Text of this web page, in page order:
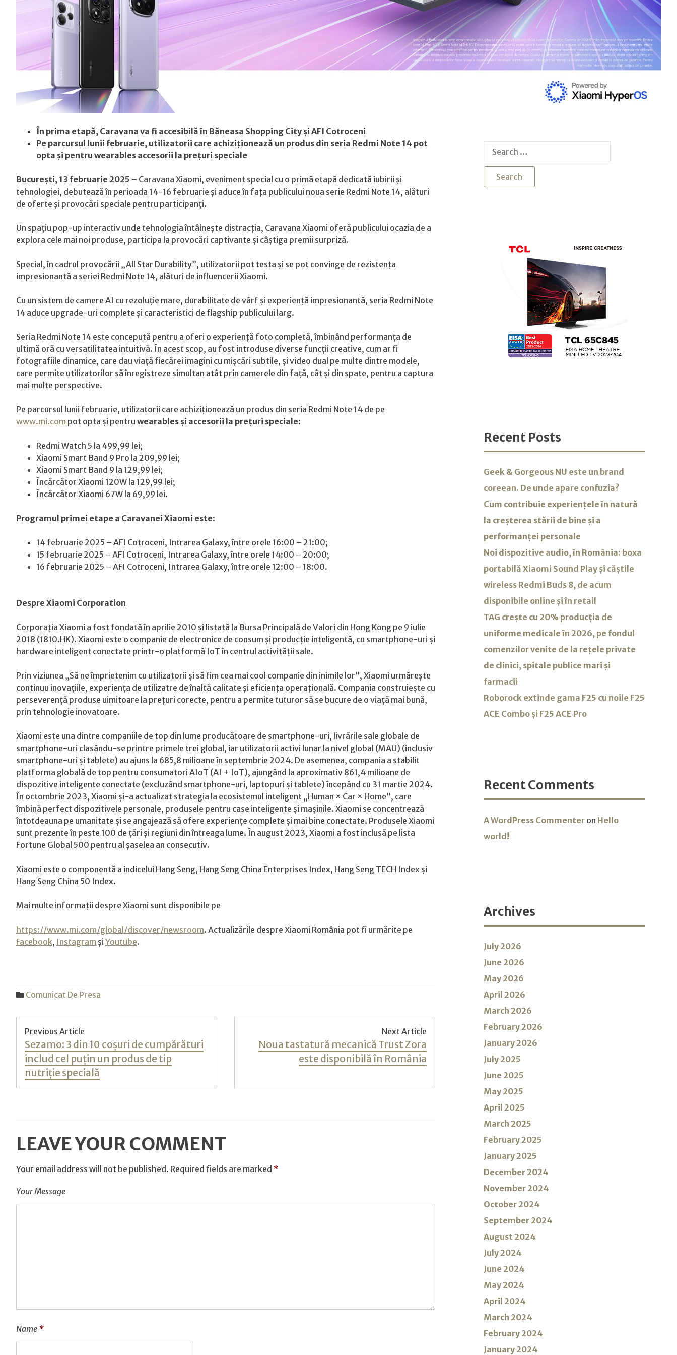
În prima etapă, Caravana va fi accesibilă în Băneasa Shopping City și AFI Cotroceni
Pe parcursul lunii februarie, utilizatorii care achiziționează un produs din seria Redmi Note 14 pot
opta și pentru wearables accesorii la prețuri speciale
București, 13 februarie 2025 – Caravana Xiaomi, eveniment special cu o primă etapă dedicată iubirii și
tehnologiei, debutează în perioada 14-16 februarie și aduce în fața publicului noua serie Redmi Note 14, alături
de oferte și provocări speciale pentru participanți.
Un spațiu pop-up interactiv unde tehnologia întâlnește distracția, Caravana Xiaomi oferă publicului ocazia de a
explora cele mai noi produse, participa la provocări captivante și câștiga premii surpriză.
Special, în cadrul provocării „All Star Durability”, utilizatorii pot testa și se pot convinge de rezistența
impresionantă a seriei Redmi Note 14, alături de influencerii Xiaomi.
Cu un sistem de camere AI cu rezoluție mare, durabilitate de vârf și experiență impresionantă, seria Redmi Note
14 aduce upgrade-uri complete și caracteristici de flagship publicului larg.
Seria Redmi Note 14 este concepută pentru a oferi o experiență foto completă, îmbinând performanța de
ultimă oră cu versatilitatea intuitivă. În acest scop, au fost introduse diverse funcții creative, cum ar fi
fotografiile dinamice, care dau viață fiecărei imagini cu mișcări subtile, și video dual pe multe dintre modele,
care permite utilizatorilor să înregistreze simultan atât prin camerele din față, cât și din spate, pentru a captura
mai multe perspective.
Pe parcursul lunii februarie, utilizatorii care achiziționează un produs din seria Redmi Note 14 de pe
www.mi.com pot opta și pentru wearables și accesorii la prețuri speciale:
Redmi Watch 5 la 499,99 lei;
Xiaomi Smart Band 9 Pro la 209,99 lei;
Xiaomi Smart Band 9 la 129,99 lei;
Încărcător Xiaomi 120W la 129,99 lei;
Încărcător Xiaomi 67W la 69,99 lei.
Programul primei etape a Caravanei Xiaomi este:
14 februarie 2025 – AFI Cotroceni, Intrarea Galaxy, între orele 16:00 – 21:00;
15 februarie 2025 – AFI Cotroceni, Intrarea Galaxy, între orele 14:00 – 20:00;
16 februarie 2025 – AFI Cotroceni, Intrarea Galaxy, între orele 12:00 – 18:00.
Despre Xiaomi Corporation
Corporația Xiaomi a fost fondată în aprilie 2010 și listată la Bursa Principală de Valori din Hong Kong pe 9 iulie
2018 (1810.HK). Xiaomi este o companie de electronice de consum și producție inteligentă, cu smartphone-uri și
hardware inteligent conectate printr-o platformă IoT în centrul activității sale.
Prin viziunea „Să ne împrietenim cu utilizatorii și să fim cea mai cool companie din inimile lor”, Xiaomi urmărește
continuu inovațiile, experiența de utilizatre de înaltă calitate și eficiența operațională. Compania construiește cu
perseverență produse uimitoare la prețuri corecte, pentru a permite tuturor să se bucure de o viață mai bună,
prin tehnologie inovatoare.
Xiaomi este una dintre companiile de top din lume producătoare de smartphone-uri, livrările sale globale de
smartphone-uri clasându-se printre primele trei global, iar utilizatorii activi lunar la nivel global (MAU) (inclusiv
smartphone-uri și tablete) au ajuns la 685,8 milioane în septembrie 2024. De asemenea, compania a stabilit
platforma globală de top pentru consumatori AIoT (AI + IoT), ajungând la aproximativ 861,4 milioane de
dispozitive inteligente conectate (excluzând smartphone-uri, laptopuri și tablete) începând cu 31 martie 2024.
În octombrie 2023, Xiaomi și-a actualizat strategia la ecosistemul inteligent „Human × Car × Home”, care
îmbină perfect dispozitivele personale, produsele pentru case inteligente și mașinile. Xiaomi se concentrează
întotdeauna pe umanitate și se angajează să ofere experiențe complete și mai bine conectate. Produsele Xiaomi
sunt prezente în peste 100 de țări și regiuni din întreaga lume. În august 2023, Xiaomi a fost inclusă pe lista
Fortune Global 500 pentru al șaselea an consecutiv.
Xiaomi este o componentă a indicelui Hang Seng, Hang Seng China Enterprises Index, Hang Seng TECH Index și
Hang Seng China 50 Index.
Mai multe informații despre Xiaomi sunt disponibile pe
https://www.mi.com/global/discover/newsroom. Actualizările despre Xiaomi România pot fi urmărite pe
Facebook, Instagram și Youtube.
Comunicat De Presa
Post
navigation
Previous Article
Previous
post:
Sezamo: 3 din 10 coșuri de cumpărături
includ cel puțin un produs de tip
nutriție specială
Next Article
Next
post:
Noua tastatură mecanică Trust Zora
este disponibilă în România
LEAVE YOUR COMMENT
Your email address will not be published. Required fields are marked *
Your Message
Name *
Search
Recent Posts
Geek & Gorgeous NU este un brand
coreean. De unde apare confuzia?
Cum contribuie experiențele în natură
la creșterea stării de bine și a
performanței personale
Noi dispozitive audio, în România: boxa
portabilă Xiaomi Sound Play și căștile
wireless Redmi Buds 8, de acum
disponibile online și în retail
TAG crește cu 20% producția de
uniforme medicale în 2026, pe fondul
comenzilor venite de la rețele private
de clinici, spitale publice mari și
farmacii
Roborock extinde gama F25 cu noile F25
ACE Combo și F25 ACE Pro
Recent Comments
A WordPress Commenter on Hello
world!
Archives
July 2026
June 2026
May 2026
April 2026
March 2026
February 2026
January 2026
July 2025
June 2025
May 2025
April 2025
March 2025
February 2025
January 2025
December 2024
November 2024
October 2024
September 2024
August 2024
July 2024
June 2024
May 2024
April 2024
March 2024
February 2024
January 2024